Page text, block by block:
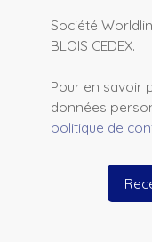
Société
BLOIS CEDEX.
Pour en savoir
données
politique de